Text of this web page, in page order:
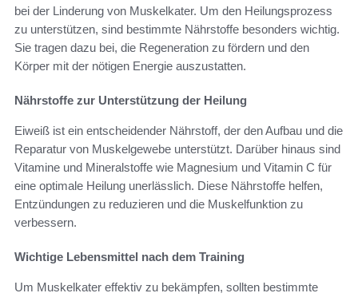
bei der Linderung von Muskelkater. Um den Heilungsprozess
zu unterstützen, sind bestimmte Nährstoffe besonders wichtig.
Sie tragen dazu bei, die Regeneration zu fördern und den
Körper mit der nötigen Energie auszustatten.
Nährstoffe zur Unterstützung der Heilung
Eiweiß ist ein entscheidender Nährstoff, der den Aufbau und die
Reparatur von Muskelgewebe unterstützt. Darüber hinaus sind
Vitamine und Mineralstoffe wie Magnesium und Vitamin C für
eine optimale Heilung unerlässlich. Diese Nährstoffe helfen,
Entzündungen zu reduzieren und die Muskelfunktion zu
verbessern.
Wichtige Lebensmittel nach dem Training
Um Muskelkater effektiv zu bekämpfen, sollten bestimmte